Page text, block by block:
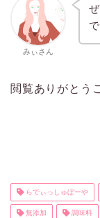
みぃさん
閲覧ありがとう
らでぃっしゅぼーや
無添加 調味料